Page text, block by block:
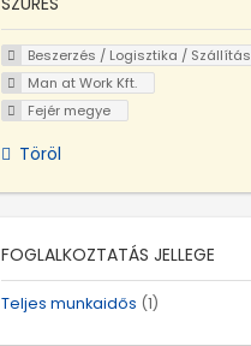
Beszerzés / Logisztika / Szállítás
Man at Work Kft.
Fejér megye
Töröl
FOGLALKOZTATÁS JELLEGE
Teljes munkaidős (1)